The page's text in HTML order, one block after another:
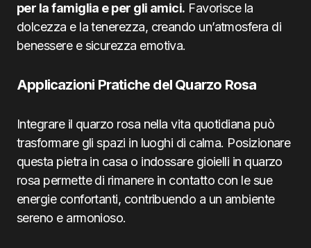
per la famiglia e per gli amici. Favorisce la
dolcezza e la tenerezza, creando un’atmosfera di
benessere e sicurezza emotiva.
Applicazioni Pratiche del Quarzo Rosa
Integrare il quarzo rosa nella vita quotidiana può
trasformare gli spazi in luoghi di calma. Posizionare
questa pietra in casa o indossare gioielli in quarzo
rosa permette di rimanere in contatto con le sue
energie confortanti, contribuendo a un ambiente
sereno e armonioso.